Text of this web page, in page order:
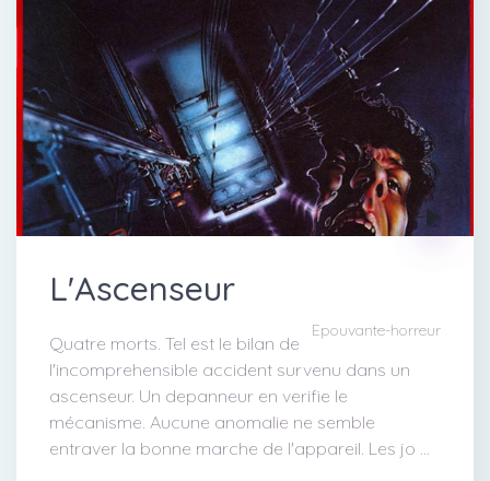
L'Ascenseur
Epouvante-horreur
Quatre morts. Tel est le bilan de
l'incomprehensible accident survenu dans un
ascenseur. Un depanneur en verifie le
mécanisme. Aucune anomalie ne semble
entraver la bonne marche de l'appareil. Les jo ...